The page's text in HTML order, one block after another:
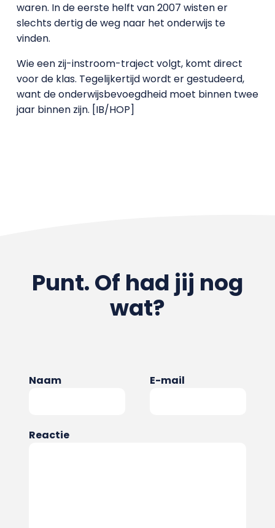
waren. In de eerste helft van 2007 wisten er
slechts dertig de weg naar het onderwijs te
vinden.
Wie een zij-instroom-traject volgt, komt direct
voor de klas. Tegelijkertijd wordt er gestudeerd,
want de onderwijsbevoegdheid moet binnen twee
jaar binnen zijn. [IB/HOP]
Punt. Of had jij nog
wat?
Naam E-mail
Reactie